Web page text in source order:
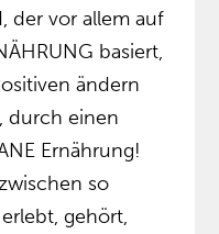
der vor allem auf
basiert,
ändern
durch einen
Ernährung!
so
gehört,